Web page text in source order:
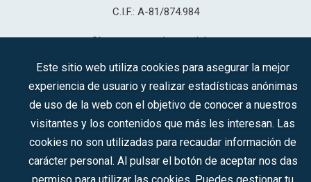
C.I.F.: A-81/874.984
Síguenos en redes sociales:
CONTACTO
2022 © DTI · Todos los derechos reservados ·Aviso legal·
Este sitio web utiliza cookies para asegurar la mejor
experiencia de usuario y realizar estadísticas anónimas
de uso de la web con el objetivo de conocer a nuestros
visitantes y los contenidos que más les interesan. Las
cookies no son utilizadas para recaudar información de
carácter personal. Al pulsar el botón de aceptar nos das